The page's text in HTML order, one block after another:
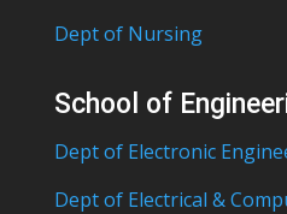
Dept of Nursing
School of
Dept of Electronic
Dept of Electrical &